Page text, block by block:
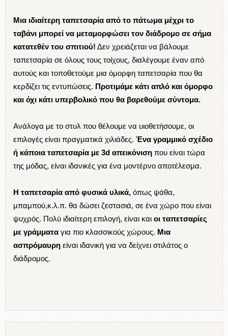
Μια ιδιαίτερη ταπετσαρία από το πάτωμα μέχρι το
ταβάνι μπορεί να μεταμορφώσει τον διάδρομο σε σήμα
κατατεθέν του σπιτιού! Δεν χρειάζεται να βάλουμε
ταπετσαρία σε όλους τους τοίχους, διαλέγουμε έναν από
αυτούς και τοποθετούμε μια όμορφη ταπετσαρία που θα
κερδίζει τις εντυπώσεις. Προτιμάμε κάτι απλό και όμορφο
και όχι κάτι υπερβολικό που θα βαρεθούμε σύντομα.
Ανάλογα με το στυλ που θέλουμε να υιοθετήσουμε, οι
επιλογές είναι πραγματικά χιλιάδες. Ένα γραμμικό σχέδιο
ή κάποια ταπετσαρία με 3d απεικόνιση που είναι τώρα
της μόδας, είναι ιδανικές για ένα μοντέρνο αποτέλεσμα.
Η ταπετσαρία από φυσικά υλικά, όπως ψάθα,
μπαμπού,κ.λ.π. θα δώσει ζεστασιά, σε ένα χώρο που είναι
ψυχρός. Πολύ ιδιαίτερη επιλογή, είναι και οι ταπετσαρίες
με γράμματα για πιο κλασσικούς χώρους. Μια
ασπρόμαυρη είναι ιδανική για να δείχνει στιλάτος ο
διάδρομος.